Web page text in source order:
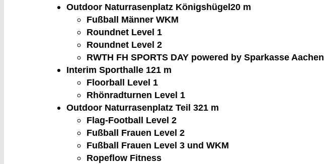
Outdoor Naturrasenplatz Königshügel20 m
Fußball Männer WKM
Roundnet Level 1
Roundnet Level 2
RWTH FH SPORTS DAY powered by Sparkasse Aachen
Interim Sporthalle 121 m
Floorball Level 1
Rhönradturnen Level 1
Outdoor Naturrasenplatz Teil 321 m
Flag-Football Level 2
Fußball Frauen Level 2
Fußball Frauen Level 3 und WKM
Ropeflow Fitness